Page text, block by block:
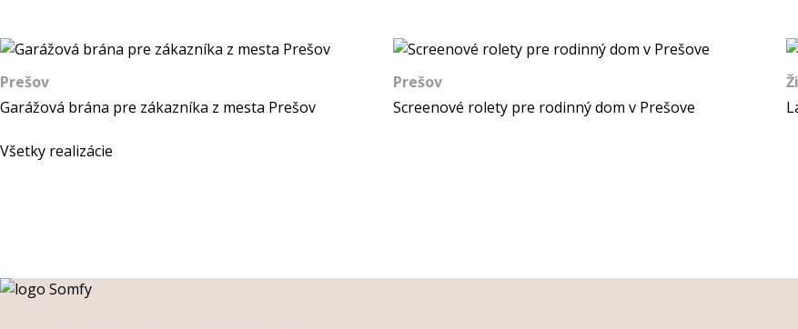
Prešov
Garážová brána pre zákazníka z mesta Prešov
Prešov
Screenové rolety pre rodinný dom v Prešove
Všetky realizácie